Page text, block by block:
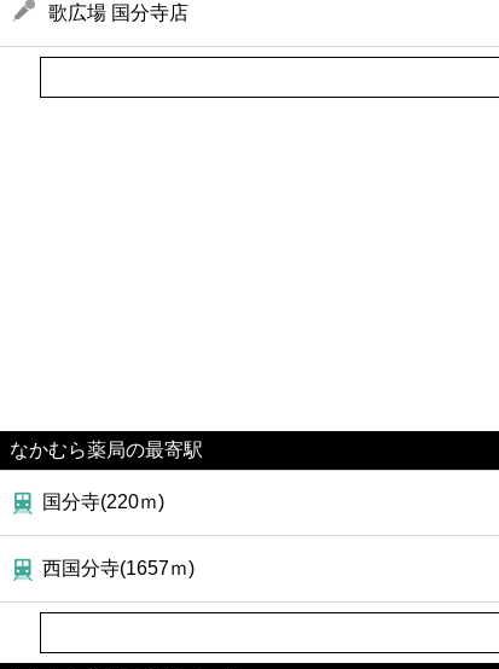
歌広場 国分寺店
なかむら薬局の最寄駅
国分寺(220ｍ)
西国分寺(1657ｍ)